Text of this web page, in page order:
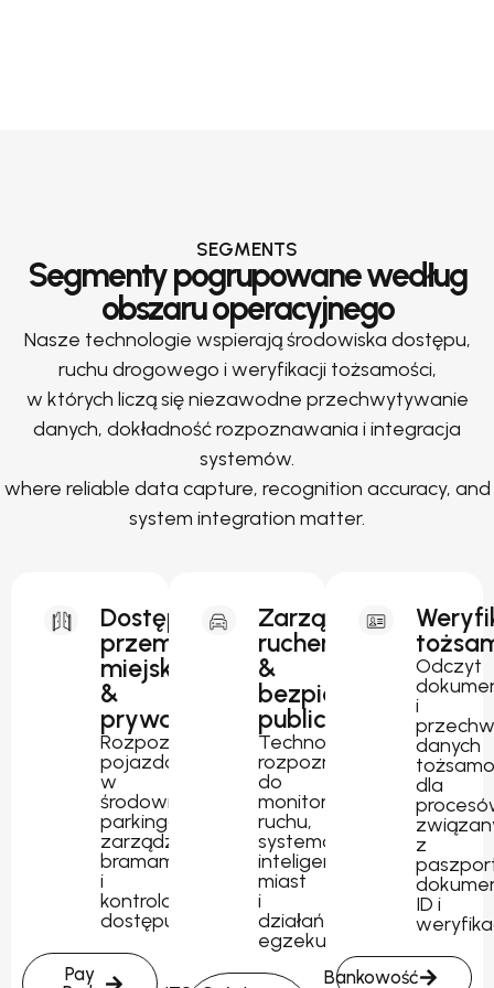
SEGMENTS
Segmenty pogrupowane według
obszaru operacyjnego
Nasze technologie wspierają środowiska dostępu,
ruchu drogowego i weryfikacji tożsamości,
w których liczą się niezawodne przechwytywanie
danych, dokładność rozpoznawania i integracja
systemów.
where reliable data capture, recognition accuracy, and
system integration matter.
Dostęp
przemysłowy,
miejski
&
prywatny
Rozpoznawanie
pojazdów
w
środowiskach
parkingowych,
zarządzania
bramami
i
kontrolowanego
dostępu.
Pay
Zarządzanie
ruchem
&
bezpieczeństwo
publiczne
Technologia
rozpoznawania
do
monitorowania
ruchu,
systemów
inteligentnych
miast
i
działań
egzekucyjnych.
Odczyt
i
danych
dla
z
ID i
Bankowość